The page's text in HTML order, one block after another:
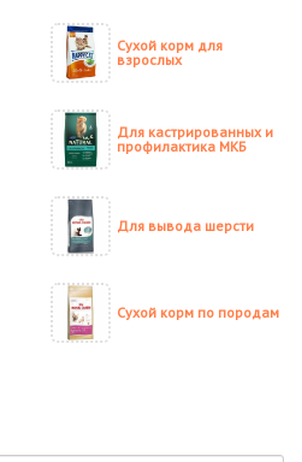
Сухой корм для
взрослых
Для кастрированных и
профилактика МКБ
Для вывода шерсти
Сухой корм по породам